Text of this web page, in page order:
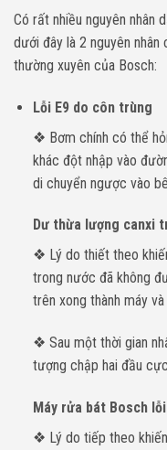
Có rất nhiều nguyên nhân
dưới đây là 2 nguyên
thường xuyên của Bosch:
Lỗi E9 do côn trùng
❖ Bơm chính có thể
khác đột nhập vào
di chuyển ngược vào
Dư thừa lượng canxi
❖ Lý do thiết theo
trong nước đã không
trên xong thành máy
❖ Sau một thời gian
tượng chập hai đầu
Máy rửa bát Bosch
❖ Lý do tiếp theo